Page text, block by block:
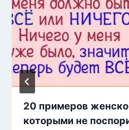
20 примеров
которыми не